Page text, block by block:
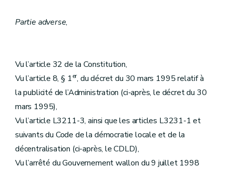
Partie adverse,
Vu l’article 32 de la Constitution,
Vu l’article 8, § 1er, du décret du 30 mars 1995 relatif à
la publicité de l’Administration (ci-après, le décret du 30
mars 1995),
Vu l’article L3211-3, ainsi que les articles L3231-1 et
suivants du Code de la démocratie locale et de la
décentralisation (ci-après, le CDLD),
Vu l’arrêté du Gouvernement wallon du 9 juillet 1998